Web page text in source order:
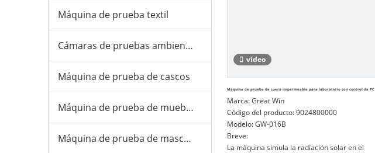
Máquina de prueba textil
Cámaras de pruebas ambientales
Máquina de prueba de cascos
Máquina de prueba de muebles
Máquina de prueba de mascarillas
vídeo
Máquina de prueba de cuero impermeable para laboratorio con control de PC
Marca:Great Win
Código del producto:9024800000
Modelo:GW-016B
Breve:
La máquina simula la radiación solar en el